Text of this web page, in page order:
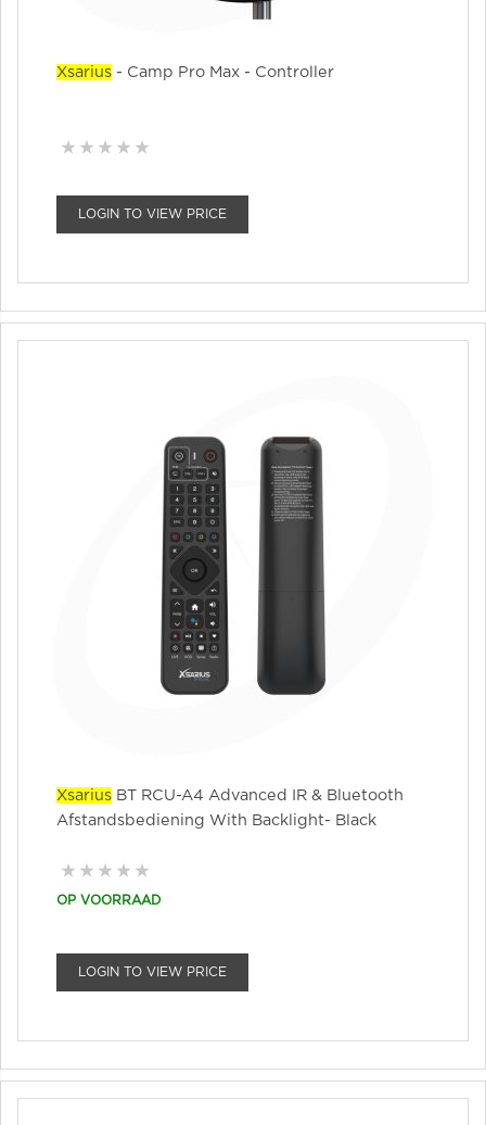
Xsarius - Camp Pro Max - Controller
LOGIN TO VIEW PRICE
Xsarius BT RCU-A4 Advanced IR & Bluetooth
Afstandsbediening With Backlight- Black
OP VOORRAAD
LOGIN TO VIEW PRICE